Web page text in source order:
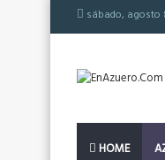
sábado, agosto
HOME